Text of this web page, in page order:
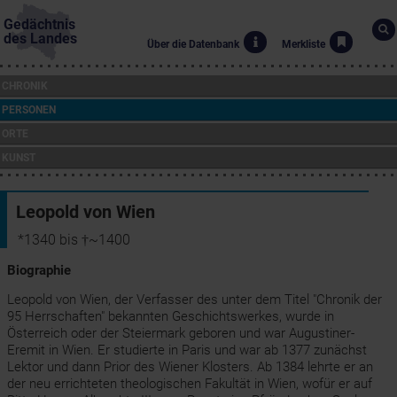
Gedächtnis
des Landes
Über die Datenbank Merkliste
PERSONEN
Leopold von Wien
*1340 bis †~1400
Biographie
Leopold von Wien, der Verfasser des unter dem Titel "Chronik der
95 Herrschaften" bekannten Geschichtswerkes, wurde in
Österreich oder der Steiermark geboren und war Augustiner-
Eremit in Wien. Er studierte in Paris und war ab 1377 zunächst
Lektor und dann Prior des Wiener Klosters. Ab 1384 lehrte er an
der neu errichteten theologischen Fakultät in Wien, wofür er auf